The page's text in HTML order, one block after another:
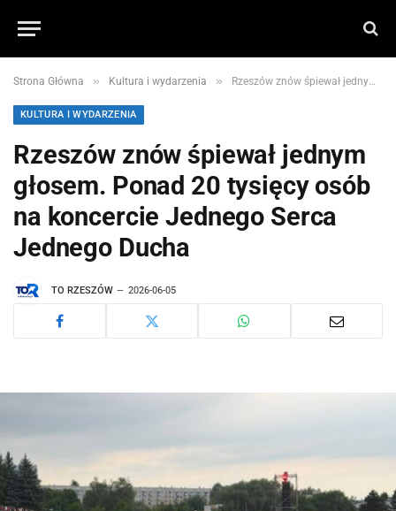
Strona Główna » Kultura i wydarzenia » Rzeszów znów śpiewał jednym głosem. Ponad 20 tysięcy osób na koncercie Jednego Serca Jednego Ducha
KULTURA I WYDARZENIA
Rzeszów znów śpiewał jednym
głosem. Ponad 20 tysięcy osób
na koncercie Jednego Serca
Jednego Ducha
TO RZESZÓW 2026-06-05